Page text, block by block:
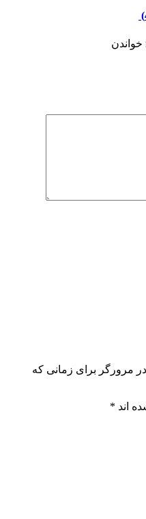
خواندن
مرورگر برای زمانی که
اند *